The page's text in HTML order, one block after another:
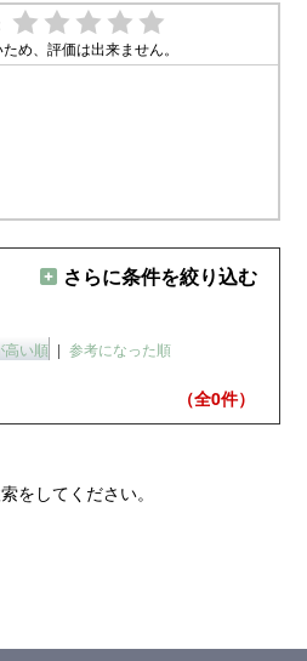
め、評価は出来ません。
さらに条件を絞り込む
高い順 | 参考になった順
（全0件）
をしてください。